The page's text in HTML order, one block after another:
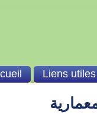
Liens utiles